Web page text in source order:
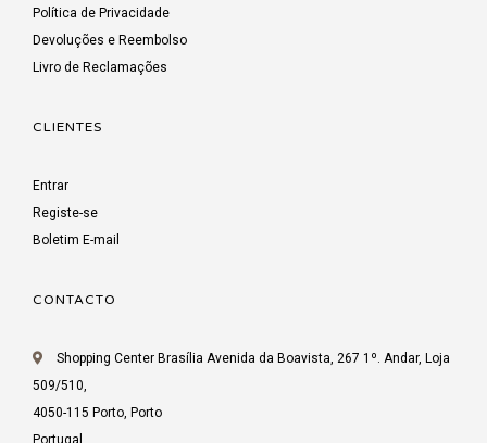
Política de Privacidade
Devoluções e Reembolso
Livro de Reclamações
CLIENTES
Entrar
Registe-se
Boletim E-mail
CONTACTO
Shopping Center Brasília Avenida da Boavista, 267 1º. Andar, Loja
509/510,
4050-115 Porto, Porto
Portugal